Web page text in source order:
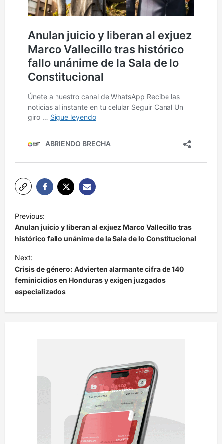
N
a
v
e
g
a
Previous:
Anulan juicio y liberan al exjuez Marco Vallecillo tras
histórico fallo unánime de la Sala de lo Constitucional
Next:
Crisis de género: Advierten alarmante cifra de 140
feminicidios en Honduras y exigen juzgados
especializados